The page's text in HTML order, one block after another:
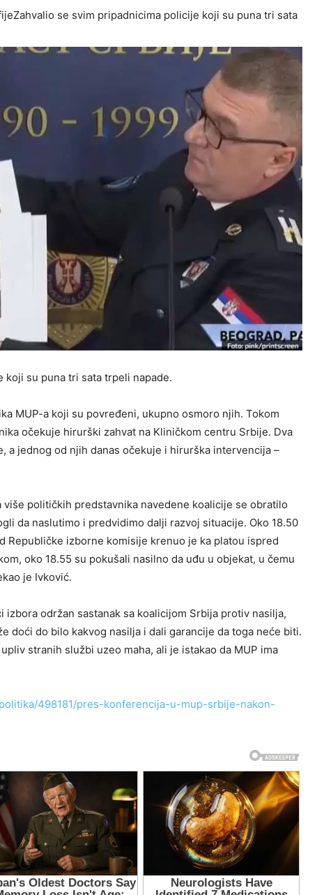
se svim pripadnicima policije koji su puna tri sata
koji su puna tri sata trpeli napade.
MUP-a koji su povređeni, ukupno osmoro njih. Tokom
očekuje hirurški zahvat na Kliničkom centru Srbije. Dva
a jednog od njih danas očekuje i hirurška intervencija –
više političkih predstavnika navedene koalicije se obratilo
da naslutimo i predvidimo dalji razvoj situacije. Oko 18.50
Republičke izborne komisije krenuo je ka platou ispred
oko 18.55 su pokušali nasilno da uđu u objekat, u čemu
je Ivković.
izbora održan sastanak sa koalicijom Srbija protiv nasilja,
doći do bilo kakvog nasilja i dali garancije da toga neće biti.
stranih službi uzeo maha, ali je istakao da MUP ima
498181/pres-konferencija-u-mup-srbije-nakon-